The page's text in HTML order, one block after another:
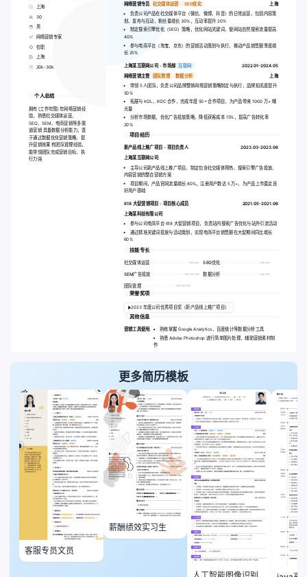
上海
30
男
网络营销专家
在职
上海
20k-30k
个人总结
拥有 [工作年限] 年网络营销经
验，熟悉社交媒体运营、
SEO、SEM、电商营销等多渠
道营销 具备数据分析能力，善
于通过数据优化营销策略，提
升营销效果 有团队管理经验，
能带领团队完成营销目标，执
行力强
网络营销专员
社交媒体运营 SEO优化
上海
负责公司产品在社交媒体平台（微信、微博、抖音）的日常运营，包括内容策
划、发布与互动，粉丝量增长 30%，互动率提升 20%
制定搜索引擎优化（SEO）策略，优化网站关键词，使网站自然搜索流量提高
40%
参与电商平台（淘宝、京东）的营销活动策划与执行，推动产品销售额季度增
长 25%
上海某互联网公司 - 市场部 互联网
2022.01-2024.05
网络营销主管
团队管理 数据分析
上海
带领 5 人团队，负责公司品牌整体网络营销策略制定与执行，品牌知名度提升
50%
拓展与 KOL、KOC 合作，完成年度 50+ 合作项目，为产品带来 1000 万+ 曝
光量
分析市场数据，优化广告投放策略，降低获客成本 15%，提高广告转化率
20%
项目经历
新产品线上推广项目 - 项目负责人 2023.03-2023.06
上海某互联网公司
主导公司新产品线上推广项目，制定包含社交媒体预热、搜索引擎广告投放、
内容营销的整合营销方案
项目期间，产品官网流量增长 80%，注册用户数达 5 万+，为产品上市奠定良
好用户基础
618 大促营销项目 - 项目核心成员 2021.05-2021.06
上海某科技有限公司
参与公司电商平台 618 大促营销项目，负责站内搜索广告优化与站外引流活动
通过精准关键词投放与活动策划，实现电商平台销售额在大促期间同比增长
60%
技能专长
社交媒体运营 SEO优化
SEM广告投放 数据分析
团队管理
荣誉奖项
2023 年度公司优秀项目奖（新产品线上推广项目）
其他信息
营销工具使用: 熟练掌握 Google Analytics、百度统计等数据分析工具
熟悉 Adobe Photoshop 进行简单图片处理，辅助营销素材制
作
更多简历模板
客服专员文员
薪酬绩效实习生